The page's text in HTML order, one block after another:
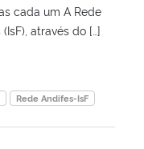
cada um A Rede
através do […]
Rede Andifes-IsF